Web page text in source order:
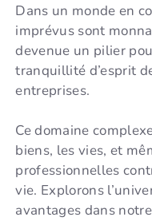
Dans un monde en
imprévus sont
devenue un pilier
tranquillité d’esprit
entreprises.
Ce domaine
biens, les vies, et
professionnelles
vie. Explorons
avantages dans